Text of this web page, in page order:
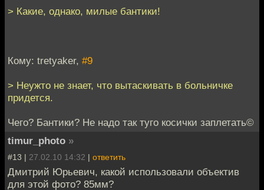
> Какие, однако, милые бантики!
Кому: tretyaker, #9
> Неужто не знает, что вытаскивать в больничке
придется.
Чего? Бантики? Не надо так туго косички заплетать©
timur_photo »
#13 | 27.02.10 14:32 | ответить
Дмитрий Юрьевич, какой использовали объектив
для этой фото? 85мм?